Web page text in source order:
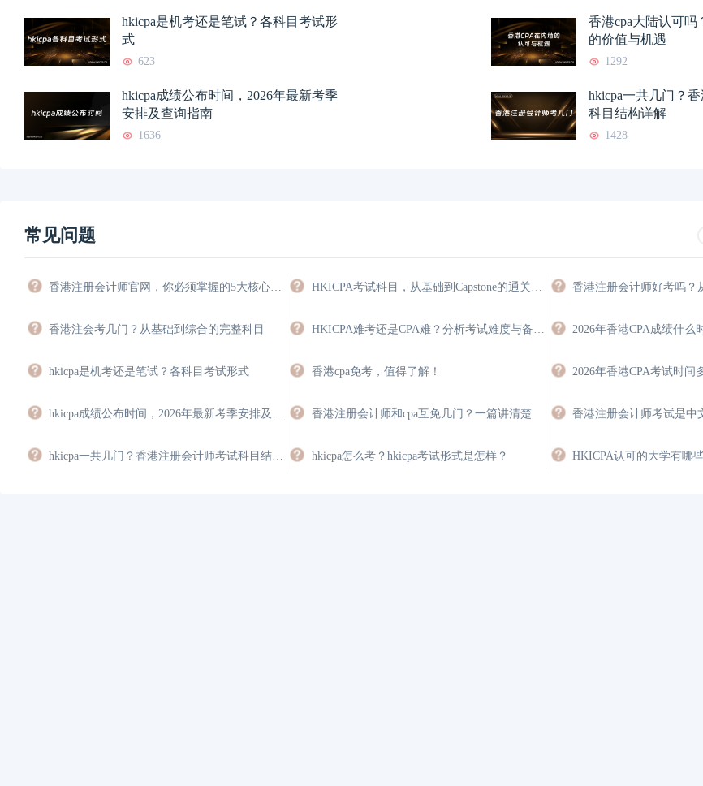
hkicpa是机考还是笔试？各科目考试形
式
623
香港cpa大陆认可
的价值与机遇
1292
hkicpa成绩公布时间，2026年最新考季
安排及查询指南
1636
hkicpa一共几门？
科目结构详解
1428
常见问题
香港注会考几门？从基础到综合的完整科目
hkicpa是机考还是笔试？各科目考试形式 香港cpa免考，值得了解！
香港注册会计师和cpa互免几门？一篇讲清楚
hkicpa怎么考？hkicpa考试形式是怎样？
2026-07-12
2026-07-10
2026-07-09
2026-07-08